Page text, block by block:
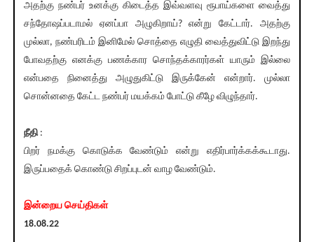
அதற்கு நண்பர் உனக்கு கிடைத்த இவ்வளவு ரூபாய்களை வைத்து
சந்தோஷப்படாமல் ஏனப்பா அழுகிறாய்? என்று கேட்டார். அதற்கு
முல்லா, நண்பரிடம் இனிமேல் சொத்தை எழுதி வைத்துவிட்டு இறந்து
போவதற்கு எனக்கு பணக்கார சொந்தக்காரர்கள் யாரும் இல்லை
என்பதை நினைத்து அழுதுகிட்டு இருக்கேன் என்றார். முல்லா
சொன்னதை கேட்ட நண்பர் மயக்கம் போட்டு கீழே விழுந்தார்.
நீதி:
பிறர் நமக்கு கொடுக்க வேண்டும் என்று எதிர்பார்க்கக்கூடாது.
இருப்பதைக் கொண்டு சிறப்புடன் வாழ வேண்டும்.
இன்றைய செய்திகள்
18.08.22